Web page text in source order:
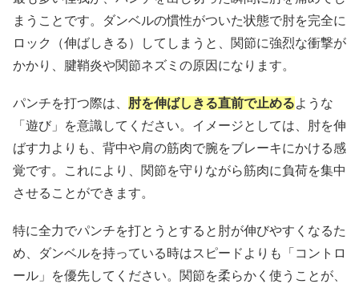
まうことです。ダンベルの慣性がついた状態で肘を完全に
ロック（伸ばしきる）してしまうと、関節に強烈な衝撃が
かかり、腱鞘炎や関節ネズミの原因になります。
パンチを打つ際は、 肘を伸ばしきる直前で止めるような
「遊び」を意識してください。イメージとしては、肘を伸
ばす力よりも、背中や肩の筋肉で腕をブレーキにかける感
覚です。これにより、関節を守りながら筋肉に負荷を集中
させることができます。
特に全力でパンチを打とうとすると肘が伸びやすくなるた
め、ダンベルを持っている時はスピードよりも「コントロ
ール」を優先してください。関節を柔らかく使うことが、